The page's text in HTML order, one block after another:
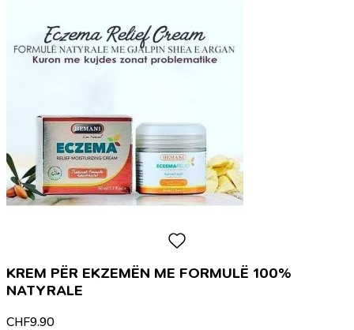
KREM PËR EKZEMËN ME FORMULË 100%
NATYRALE
CHF9.90